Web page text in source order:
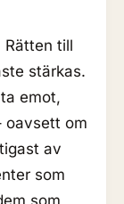
Rätten till
stärkas.
emot,
oavsett om
av
som
som